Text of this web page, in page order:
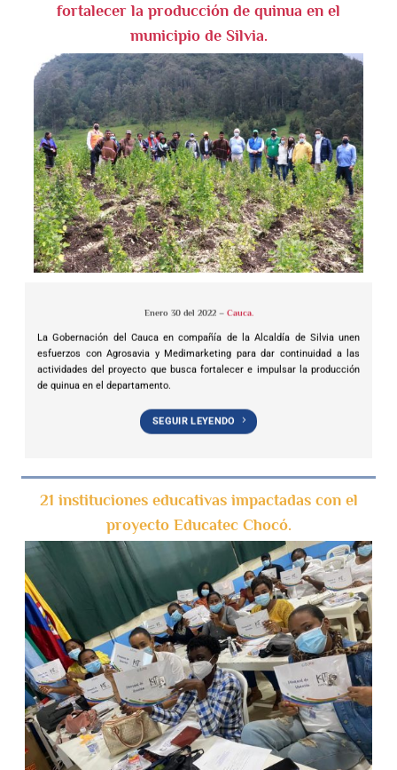
fortalecer la producción de quinua en el
municipio de Silvia.
Enero 30 del 2022 –Cauca.
La Gobernación del Cauca en compañía de la Alcaldía de Silvia unen
esfuerzos con Agrosavia y Medimarketing para dar continuidad a las
actividades del proyecto que busca fortalecer e impulsar la producción
de quinua en el departamento.
SEGUIR LEYENDO
21 instituciones educativas impactadas con el
proyecto Educatec Chocó.